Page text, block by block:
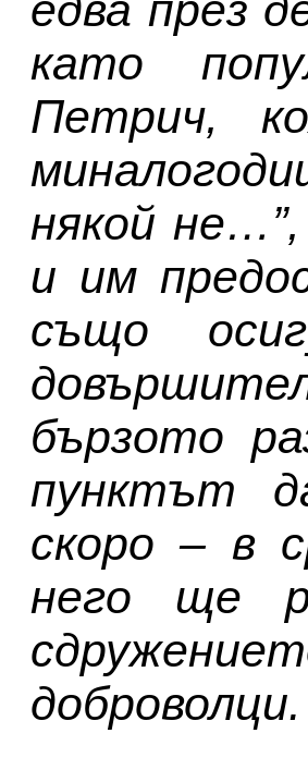
като
Петрич,
някой
и им
също
бързото
пунктът
скоро – в
него ще
доброволци.